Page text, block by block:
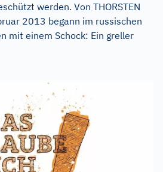
werden. Von THORSTEN
2013 begann im russischen
mit einem Schock: Ein greller